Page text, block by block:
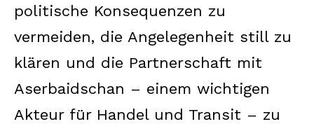
politische Konsequenzen zu
vermeiden, die Angelegenheit still zu
klären und die Partnerschaft mit
Aserbaidschan – einem wichtigen
Akteur für Handel und Transit – zu